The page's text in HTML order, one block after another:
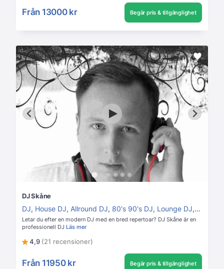
Från 13000 kr Begär pris & tillgänglighet
DJ Skåne
DJ, House DJ, Allround DJ, 80's 90's DJ, Lounge DJ, Disco
Letar du efter en modern DJ med en bred repertoar? DJ Skåne är en
professionell DJ Läs mer
4,9 (21 recensioner)
Från 11950 kr Begär pris & tillgänglighet